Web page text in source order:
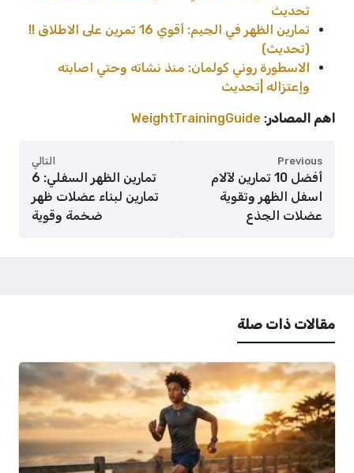
تحديث
تمارين الظهر في الجيم: أقوي 16 تمرين على الاطلاق !!
(تحديث)
الاسطورة روني كولمان: منذ نشاته وحتي اصابته
وإعتزاله |تحديث
اهم المصادر:
WeightTrainingGuide
Previous
أفضل 10 تمارين لآلام
اسفل الظهر وتقوية
عضلات الجذع
التالي
تمارين الظهر السفلي: 6
تمارين لبناء عضلات ظهر
ضخمة وقوية
مقالات ذات صلة